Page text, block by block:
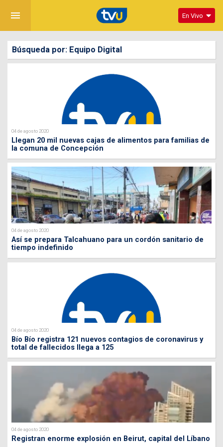
menu En Vivo
Búsqueda por: Equipo Digital
04 de agosto 2020
Llegan 20 mil nuevas cajas de alimentos para familias de
la comuna de Concepción
04 de agosto 2020
Así se prepara Talcahuano para un cordón sanitario de
tiempo indefinido
04 de agosto 2020
Bío Bío registra 121 nuevos contagios de coronavirus y
total de fallecidos llega a 125
04 de agosto 2020
Registran enorme explosión en Beirut, capital del Líbano